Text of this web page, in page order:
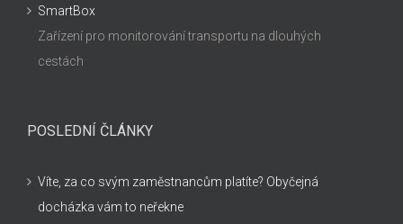
SmartBox
Zařízení pro monitorování transportu na dlouhých
cestách
POSLEDNÍ ČLÁNKY
Víte, za co svým zaměstnancům platíte? Obyčejná
docházka vám to neřekne